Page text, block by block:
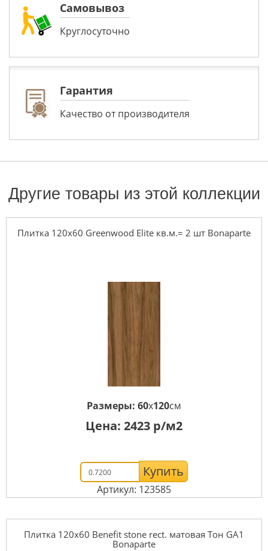
Самовывоз
Круглосуточно
Гарантия
Качество от производителя
Другие товары из этой коллекции
Плитка 120x60 Greenwood Elite кв.м.= 2 шт Bonaparte
Размеры: 60x120см
Цена: 2423 р/м2
Купить
Артикул: 123585
Плитка 120x60 Benefit stone rect. матовая Тон GA1
Bonaparte